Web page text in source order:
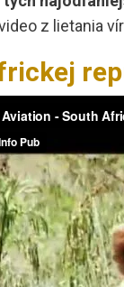
z lietania